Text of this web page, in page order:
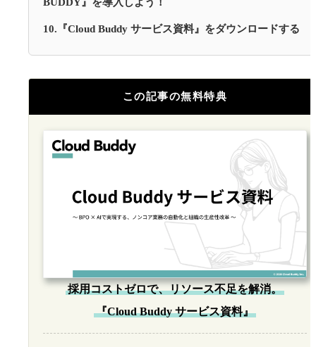
10.『Cloud Buddy サービス資料』をダウンロードする
この記事の無料特典
採用コストゼロで、リソース不足を解消。
『Cloud Buddy サービス資料』